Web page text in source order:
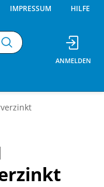
IMPRESSUM HILFE